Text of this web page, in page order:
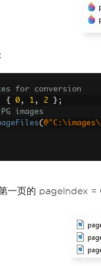
for conversion
{ 0, 1, 2
};
images
(
一页的 pageIndex =